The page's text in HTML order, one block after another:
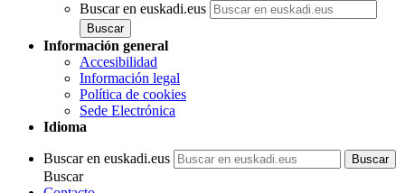
Buscar en euskadi.eus
Información general
Accesibilidad
Información legal
Política de cookies
Sede Electrónica
Idioma
Buscar en euskadi.eus
Buscar